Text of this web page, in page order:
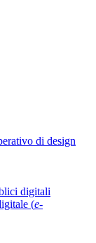
di design
digitali
(e-